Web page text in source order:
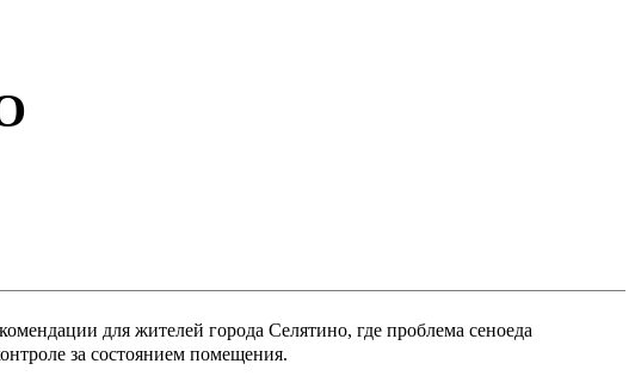
для жителей города Селятино, где проблема сеноеда
за состоянием помещения.